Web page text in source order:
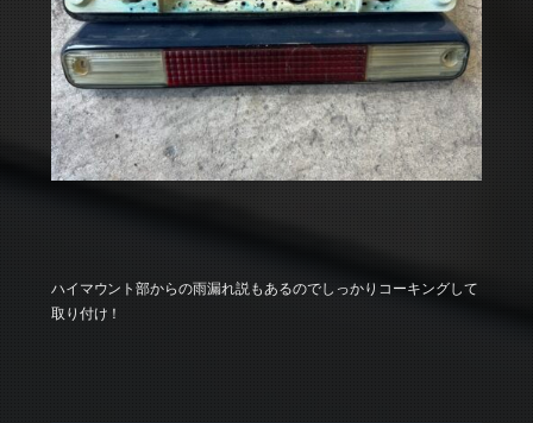
ハイマウント部からの雨漏れ説もあるのでしっかりコーキングして
取り付け！